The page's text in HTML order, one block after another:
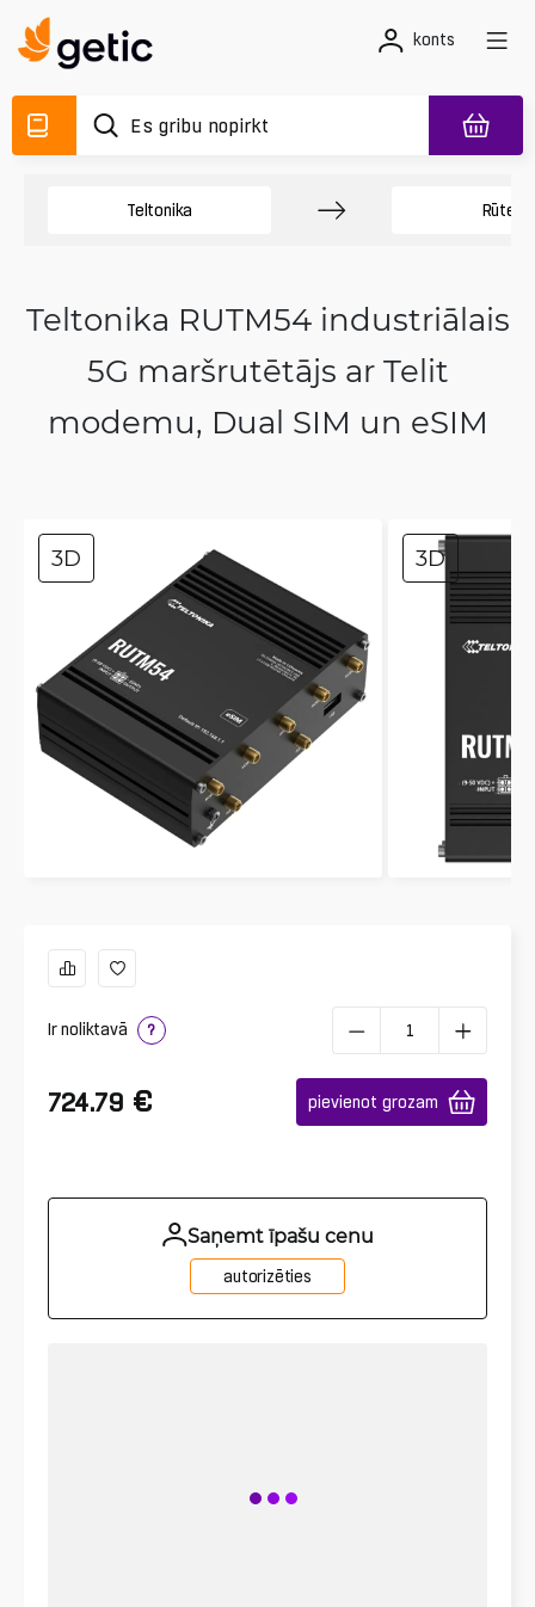
konts
Teltonika Rūteri
Teltonika RUTM54 industriālais
5G maršrutētājs ar Telit
modemu, Dual SIM un eSIM
3D 3D
Ir noliktavā ?
724.79 € pievienot grozam
Saņemt īpašu cenu
autorizēties